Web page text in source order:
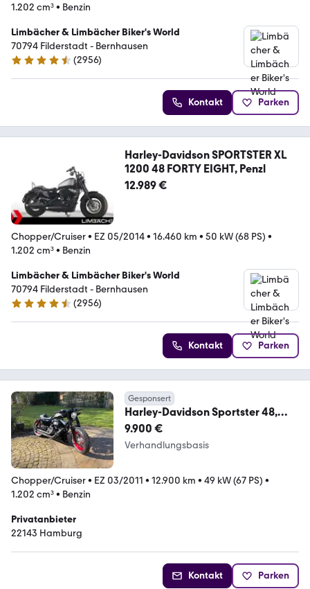
1.202 cm³• Benzin
Limbächer & Limbächer Biker's World
70794 Filderstadt - Bernhausen
4.7 Sterne
(2956)
Kontakt Parken
Harley-Davidson SPORTSTER XL
1200 48 FORTY EIGHT, Penzl
12.989 €
Chopper/Cruiser• EZ 05/2014• 16.460 km • 50 kW (68 PS) •
1.202 cm³• Benzin
Limbächer & Limbächer Biker's World
70794 Filderstadt - Bernhausen
4.7 Sterne
(2956)
Kontakt Parken
Gesponsert
Harley-Davidson Sportster 48,
Bobber/Café Racer, 12.900 km
9.900 €
Verhandlungsbasis
Chopper/Cruiser• EZ 03/2011 • 12.900 km • 49 kW (67 PS) •
1.202 cm³• Benzin
Privatanbieter
22143 Hamburg
Kontakt Parken